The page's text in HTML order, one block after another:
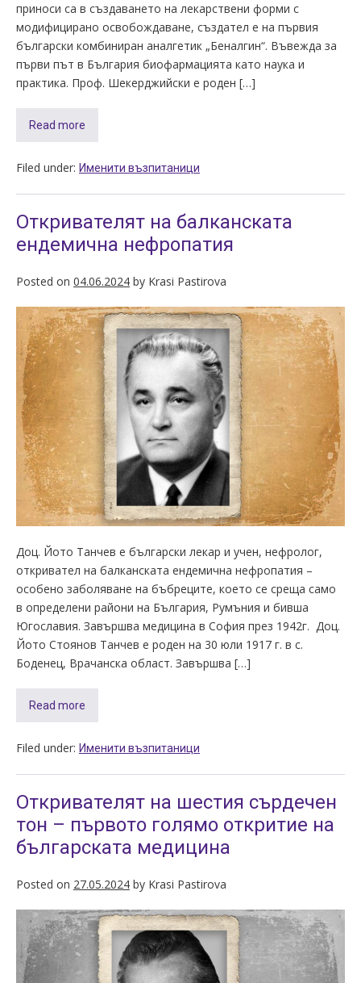
приноси са в създаването на лекарствени форми с
модифицирано освобождаване, създател е на първия
български комбиниран аналгетик „Беналгин“. Въвежда за
първи път в България биофармацията като наука и
практика. Проф. Шекерджийски е роден […]
Read more
Filed under: Именити възпитаници
Откривателят на балканската
ендемична нефропатия
Posted on 04.06.2024 by Krasi Pastirova
Доц. Йото Танчев е български лекар и учен, нефролог,
откривател на балканската ендемична нефропатия –
особено заболяване на бъбреците, което се среща само
в определени райони на България, Румъния и бивша
Югославия. Завършва медицина в София през 1942г. Доц.
Йото Стоянов Танчев е роден на 30 юли 1917 г. в с.
Боденец, Врачанска област. Завършва […]
Read more
Filed under: Именити възпитаници
Откривателят на шестия сърдечен
тон – първото голямо откритие на
българската медицина
Posted on 27.05.2024 by Krasi Pastirova